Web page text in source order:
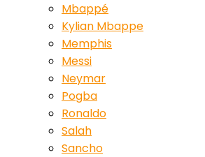
Mbappé
Kylian Mbappe
Memphis
Messi
Neymar
Pogba
Ronaldo
Salah
Sancho